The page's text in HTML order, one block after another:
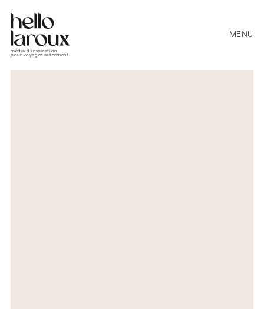
média d’inspiration
pour voyager autrement
MENU